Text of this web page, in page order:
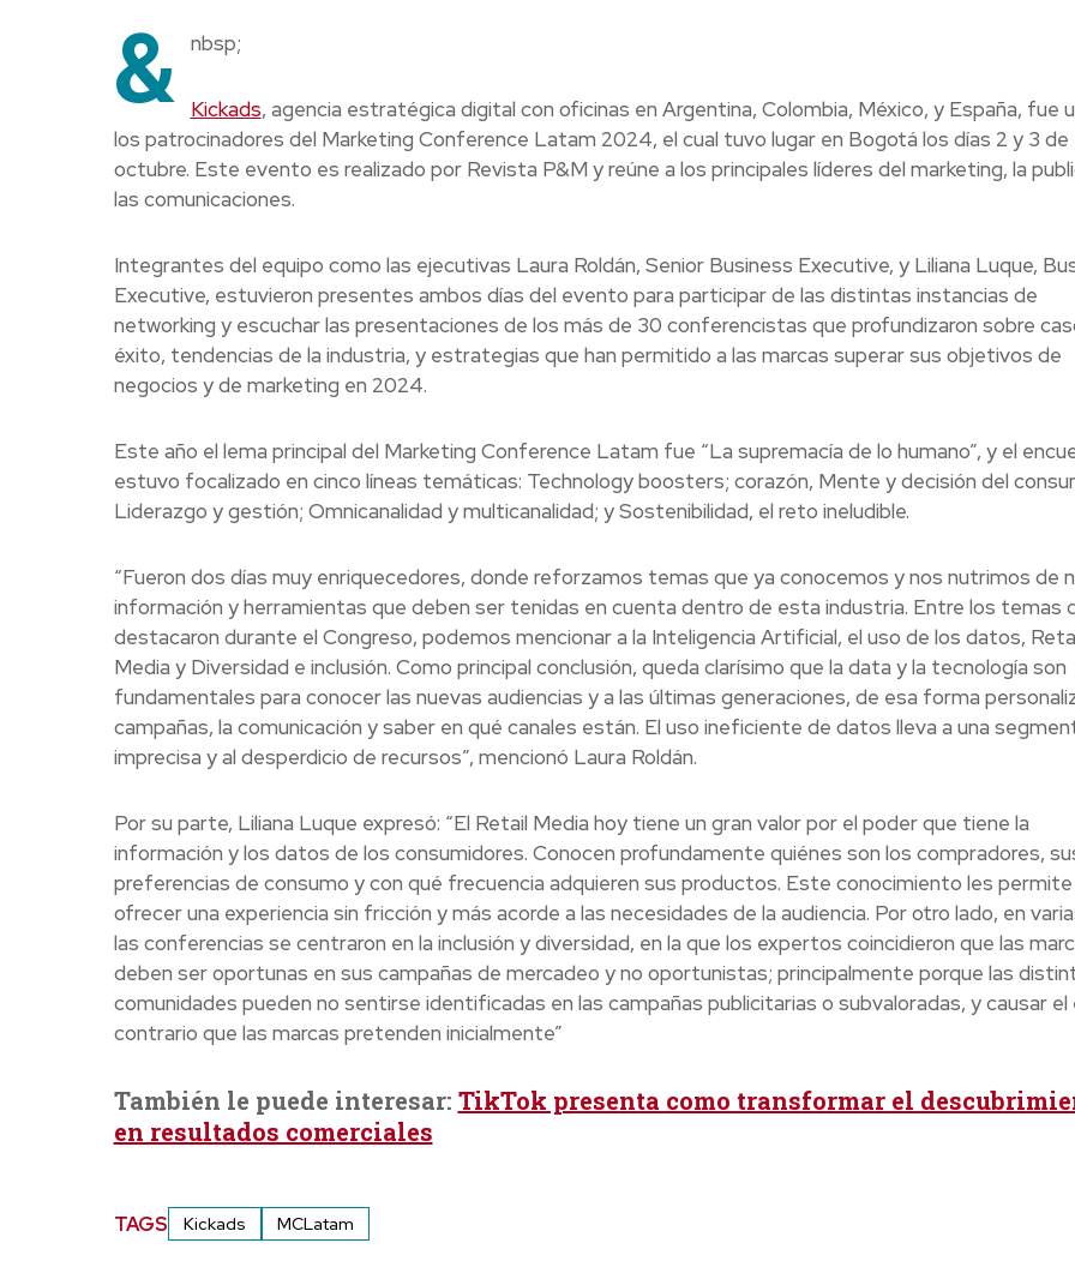
& nbsp;
Kickads, agencia estratégica digital con oficinas en Argentina, Colombia, México, y España, fue
los patrocinadores del Marketing Conference Latam 2024, el cual tuvo lugar en Bogotá los días 2 y 3 de
octubre. Este evento es realizado por Revista P&M y reúne a los principales líderes del marketing, la
las comunicaciones.
Integrantes del equipo como las ejecutivas Laura Roldán, Senior Business Executive, y Liliana Luque,
Executive, estuvieron presentes ambos días del evento para participar de las distintas instancias de
networking y escuchar las presentaciones de los más de 30 conferencistas que profundizaron sobre
éxito, tendencias de la industria, y estrategias que han permitido a las marcas superar sus objetivos de
negocios y de marketing en 2024.
Este año el lema principal del Marketing Conference Latam fue “La supremacía de lo humano”, y el
estuvo focalizado en cinco líneas temáticas: Technology boosters; corazón, Mente y decisión del
Liderazgo y gestión; Omnicanalidad y multicanalidad; y Sostenibilidad, el reto ineludible.
“Fueron dos días muy enriquecedores, donde reforzamos temas que ya conocemos y nos nutrimos de
información y herramientas que deben ser tenidas en cuenta dentro de esta industria. Entre los temas
destacaron durante el Congreso, podemos mencionar a la Inteligencia Artificial, el uso de los datos,
Media y Diversidad e inclusión. Como principal conclusión, queda clarísimo que la data y la tecnología son
fundamentales para conocer las nuevas audiencias y a las últimas generaciones, de esa forma
campañas, la comunicación y saber en qué canales están. El uso ineficiente de datos lleva a una
imprecisa y al desperdicio de recursos”, mencionó Laura Roldán.
Por su parte, Liliana Luque expresó: “El Retail Media hoy tiene un gran valor por el poder que tiene la
información y los datos de los consumidores. Conocen profundamente quiénes son los compradores,
preferencias de consumo y con qué frecuencia adquieren sus productos. Este conocimiento les permite
ofrecer una experiencia sin fricción y más acorde a las necesidades de la audiencia. Por otro lado, en
las conferencias se centraron en la inclusión y diversidad, en la que los expertos coincidieron que las
deben ser oportunas en sus campañas de mercadeo y no oportunistas; principalmente porque las
comunidades pueden no sentirse identificadas en las campañas publicitarias o subvaloradas, y causar
contrario que las marcas pretenden inicialmente”
También le puede interesar: TikTok presenta como transformar el
en resultados comerciales
TAGS Kickads MCLatam